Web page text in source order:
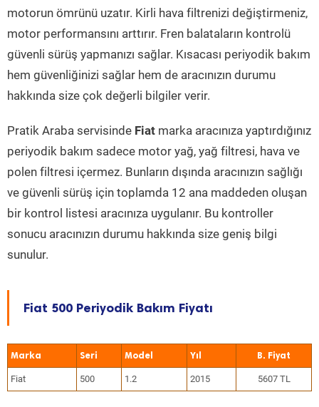
motorun ömrünü uzatır. Kirli hava filtrenizi değiştirmeniz,
motor performansını arttırır. Fren balataların kontrolü
güvenli sürüş yapmanızı sağlar. Kısacası periyodik bakım
hem güvenliğinizi sağlar hem de aracınızın durumu
hakkında size çok değerli bilgiler verir.
Pratik Araba servisinde Fiat marka aracınıza yaptırdığınız
periyodik bakım sadece motor yağ, yağ filtresi, hava ve
polen filtresi içermez. Bunların dışında aracınızın sağlığı
ve güvenli sürüş için toplamda 12 ana maddeden oluşan
bir kontrol listesi aracınıza uygulanır. Bu kontroller
sonucu aracınızın durumu hakkında size geniş bilgi
sunulur.
Fiat 500 Periyodik Bakım Fiyatı
Marka Seri Model Yıl
Fiat 500 1.2 2015 5607 TL